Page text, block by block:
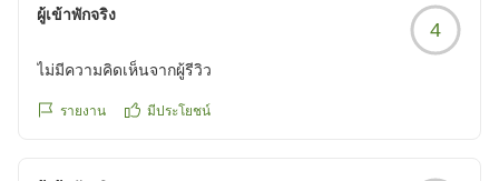
ผู้เข้าพักจริง
4
ไม่มีความคิดเห็นจากผู้รีวิว
รายงาน มีประโยชน์